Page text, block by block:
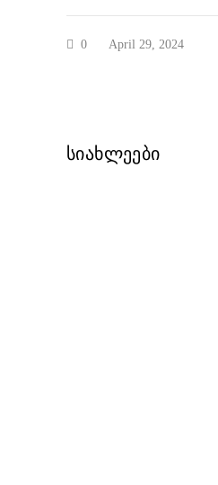
0 April 29, 2024
სიახლეები